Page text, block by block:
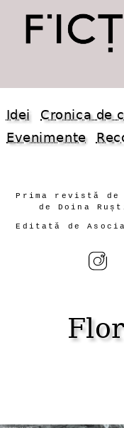
Idei Cronica de
Evenimente
Prima revistă
de Doina
Editată de